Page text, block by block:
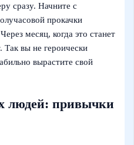
сразу. Начните с
прокачки
месяц, когда это станет
Так вы не героически
вырастите свой
людей: привычки